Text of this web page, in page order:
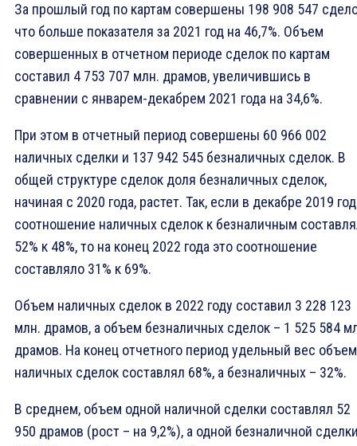
За прошлый год по картам совершены 198 908 547
что больше показателя за 2021 год на 46,7%. Объем
совершенных в отчетном периоде сделок по картам
составил 4 753 707 млн. драмов, увеличившись в
сравнении с январем-декабрем 2021 года на 34,6%.
При этом в отчетный период совершены 60 966 002
наличных сделки и 137 942 545 безналичных сделок. В
общей структуре сделок доля безналичных сделок,
начиная с 2020 года, растет. Так, если в декабре 2019
соотношение наличных сделок к безналичным
52% к 48%, то на конец 2022 года это соотношение
составляло 31% к 69%.
Объем наличных сделок в 2022 году составил 3 228 123
млн. драмов, а объем безналичных сделок – 1 525 584
драмов. На конец отчетного период удельный вес
наличных сделок составлял 68%, а безналичных – 32%.
В среднем, объем одной наличной сделки составлял 52
950 драмов (рост – на 9,2%), а одной безналичной